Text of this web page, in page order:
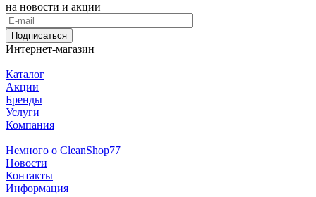
на новости и акции
Подписаться
Интернет-магазин
Каталог
Акции
Бренды
Услуги
Компания
Немного о CleanShop77
Новости
Контакты
Информация